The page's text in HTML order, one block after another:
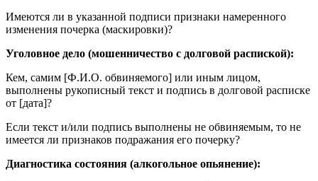
Имеются ли в указанной подписи признаки намеренного
изменения почерка (маскировки)?
Уголовное дело (мошенничество с долговой распиской):
Кем, самим [Ф.И.О. обвиняемого] или иным лицом,
выполнены рукописный текст и подпись в долговой расписке
от [дата]?
Если текст и/или подпись выполнены не обвиняемым, то не
имеется ли признаков подражания его почерку?
Диагностика состояния (алкогольное опьянение):